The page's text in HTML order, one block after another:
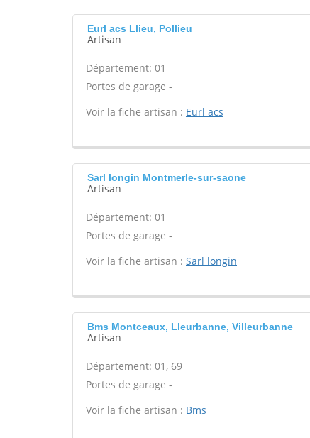
Eurl acs Llieu, Pollieu
Artisan
Département: 01
Portes de garage -
Voir la fiche artisan : Eurl acs
Sarl longin Montmerle-sur-saone
Artisan
Département: 01
Portes de garage -
Voir la fiche artisan : Sarl longin
Bms Montceaux, Lleurbanne, Villeurbanne
Artisan
Département: 01, 69
Portes de garage -
Voir la fiche artisan : Bms